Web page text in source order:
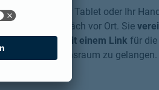
Laptop, Ihr Tablet oder Ihr
einem Gespräch vor Ort. Sie
mit einem Link für die
Gesprächsraum zu gelangen.